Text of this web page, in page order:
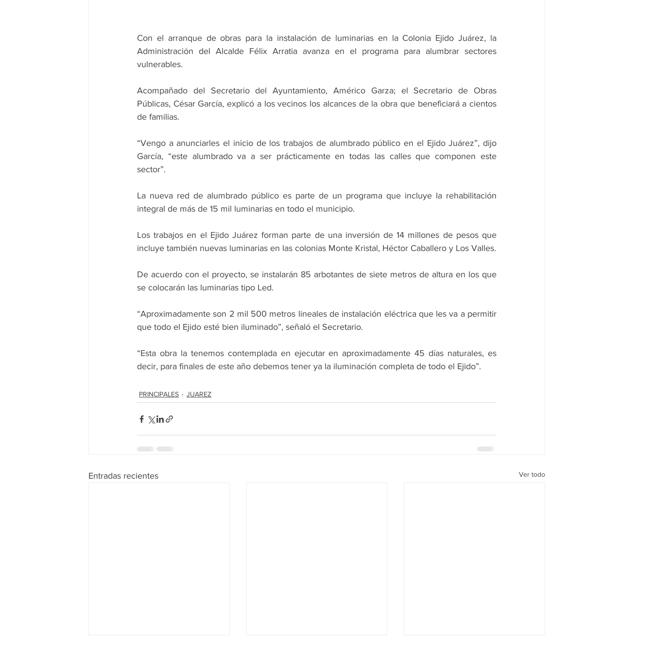
Con el arranque de obras para la instalación de luminarias en la Colonia Ejido Juárez, la
Administración del Alcalde Félix Arratia avanza en el programa para alumbrar sectores
vulnerables.
Acompañado del Secretario del Ayuntamiento, Américo Garza; el Secretario de Obras
Públicas, César García, explicó a los vecinos los alcances de la obra que beneficiará a cientos
de familias.
“Vengo a anunciarles el inicio de los trabajos de alumbrado público en el Ejido Juárez”, dijo
García, “este alumbrado va a ser prácticamente en todas las calles que componen este
sector”.
La nueva red de alumbrado público es parte de un programa que incluye la rehabilitación
integral de más de 15 mil luminarias en todo el municipio.
Los trabajos en el Ejido Juárez forman parte de una inversión de 14 millones de pesos que
incluye también nuevas luminarias en las colonias Monte Kristal, Héctor Caballero y Los Valles.
De acuerdo con el proyecto, se instalarán 85 arbotantes de siete metros de altura en los que
se colocarán las luminarias tipo Led.
“Aproximadamente son 2 mil 500 metros lineales de instalación eléctrica que les va a permitir
que todo el Ejido esté bien iluminado”, señaló el Secretario.
“Esta obra la tenemos contemplada en ejecutar en aproximadamente 45 días naturales, es
decir, para finales de este año debemos tener ya la iluminación completa de todo el Ejido”.
PRINCIPALES JUAREZ
Entradas recientes Ver todo